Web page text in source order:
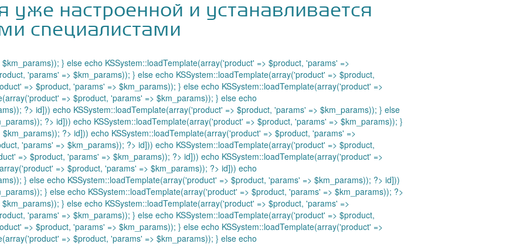
уже настроенной и устанавливается
специалистами
} else echo KSSystem::loadTemplate(array('product' => $product, 'params' =>
'params' => $km_params)); } else echo KSSystem::loadTemplate(array('product' => $product,
=> $product, 'params' => $km_params)); } else echo KSSystem::loadTemplate(array('product' =>
=> $product, 'params' => $km_params)); } else echo
?> id])) echo KSSystem::loadTemplate(array('product' => $product, 'params' => $km_params)); } else
?> id])) echo KSSystem::loadTemplate(array('product' => $product, 'params' => $km_params)); }
?> id])) echo KSSystem::loadTemplate(array('product' => $product, 'params' =>
'params' => $km_params)); ?> id])) echo KSSystem::loadTemplate(array('product' => $product,
=> $product, 'params' => $km_params)); ?> id])) echo KSSystem::loadTemplate(array('product' =>
=> $product, 'params' => $km_params)); ?> id])) echo
} else echo KSSystem::loadTemplate(array('product' => $product, 'params' => $km_params)); ?> id]))
} else echo KSSystem::loadTemplate(array('product' => $product, 'params' => $km_params)); ?>
} else echo KSSystem::loadTemplate(array('product' => $product, 'params' =>
'params' => $km_params)); } else echo KSSystem::loadTemplate(array('product' => $product,
=> $product, 'params' => $km_params)); } else echo KSSystem::loadTemplate(array('product' =>
=> $product, 'params' => $km_params)); } else echo